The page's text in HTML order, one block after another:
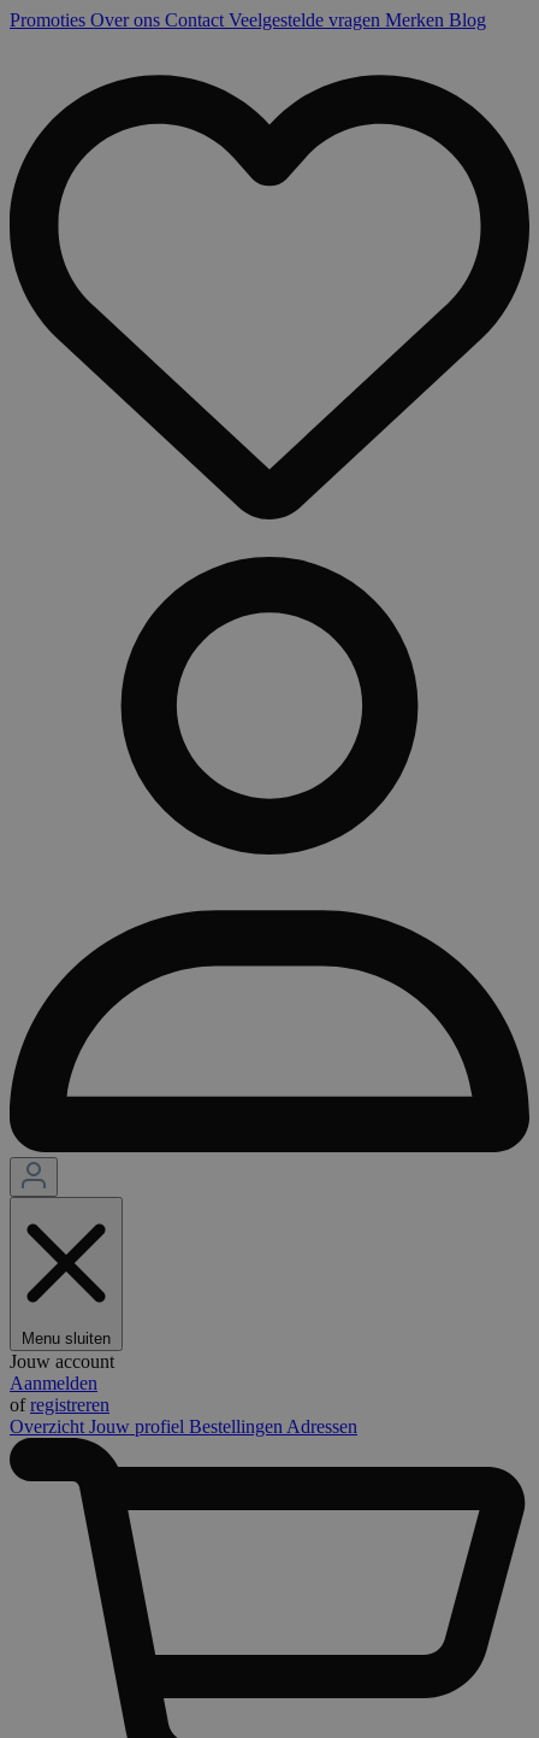
Promoties Over ons Contact Veelgestelde vragen Merken Blog
Menu sluiten
Jouw account
Aanmelden
ofregistreren
Overzicht Jouw profiel Bestellingen Adressen